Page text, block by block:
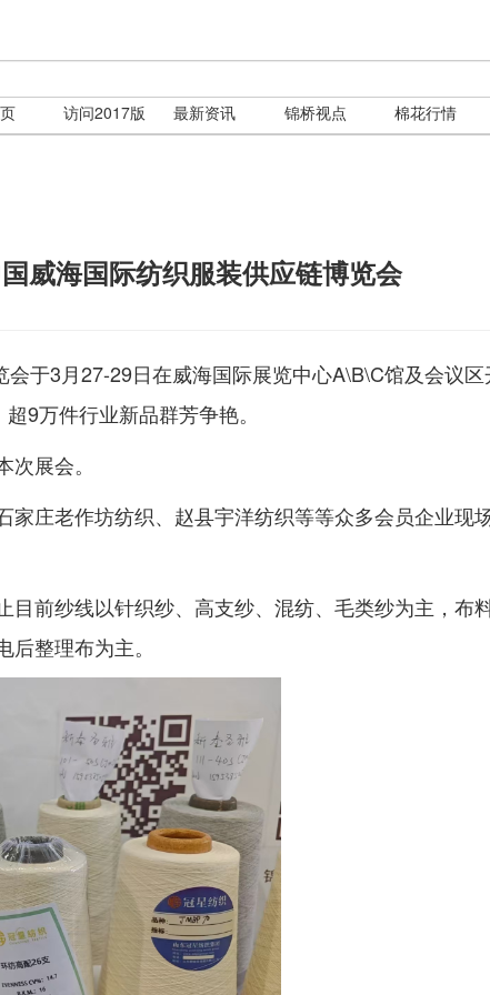
访问2017版 最新资讯 锦桥视点 棉花行情
威海国际纺织服装供应链博览会
于3月27-29日在威海国际展览中心A\B\C馆及会议区
9万件行业新品群芳争艳。
展会。
家庄老作坊纺织、赵县宇洋纺织等等众多会员企业现
前纱线以针织纱、高支纱、混纺、毛类纱为主，布
整理布为主。